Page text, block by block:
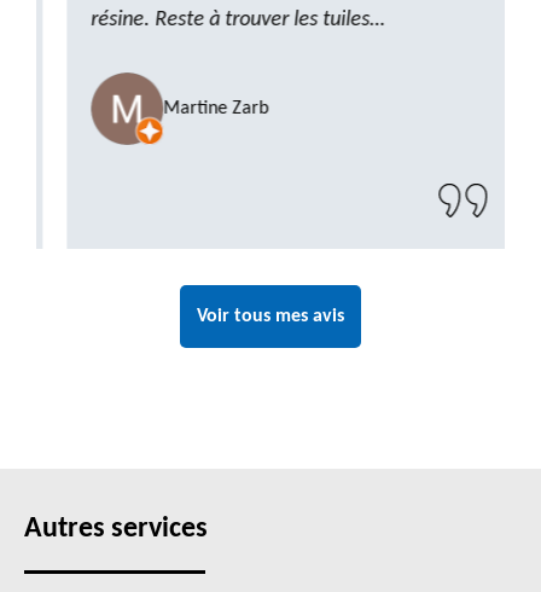
résine. Reste à trouver les tuiles
compter sur M. GOT. Très content de la
prestation, a recommander sans problème"
Martine Zarb
Voir tous mes avis
Autres services